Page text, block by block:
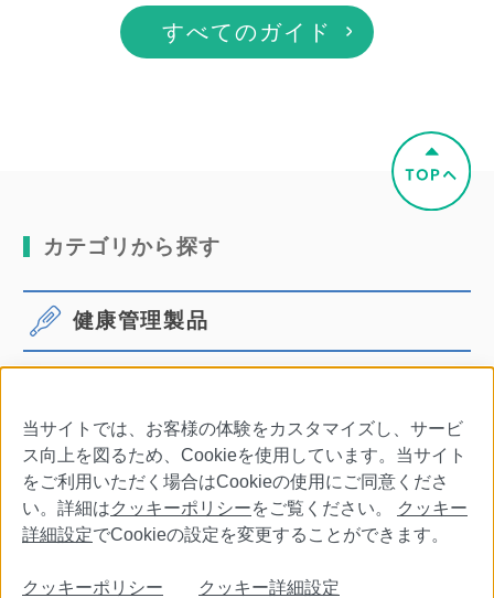
すべてのガイド
カテゴリから探す
健康管理製品
口腔ケア その他商品・別売品
個人情報保護について クッキーポリシー
当サイトでは、お客様の体験をカスタマイズし、サービ
ス向上を図るため、Cookieを使用しています。当サイト
をご利用いただく場合はCookieの使用にご同意くださ
い。詳細はクッキーポリシーをご覧ください。
クッキー
詳細設定でCookieの設定を変更することができます。
クッキーポリシー クッキー詳細設定